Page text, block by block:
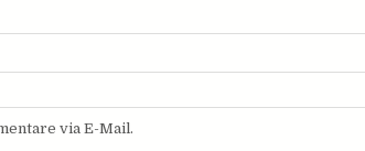
via E-Mail.